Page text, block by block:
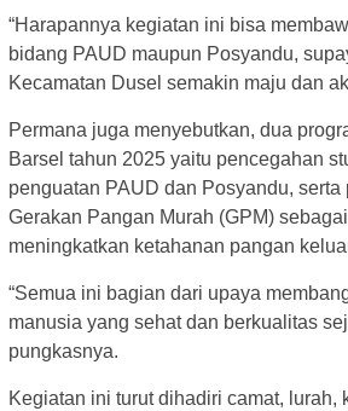
“Harapannya kegiatan ini bisa
bidang PAUD maupun Posyandu,
Kecamatan Dusel semakin maju dan
Permana juga menyebutkan, dua
Barsel tahun 2025 yaitu pencegahan
penguatan PAUD dan Posyandu, serta
Gerakan Pangan Murah (GPM)
meningkatkan ketahanan pangan
“Semua ini bagian dari upaya
manusia yang sehat dan berkualitas
pungkasnya.
Kegiatan ini turut dihadiri camat, lurah,